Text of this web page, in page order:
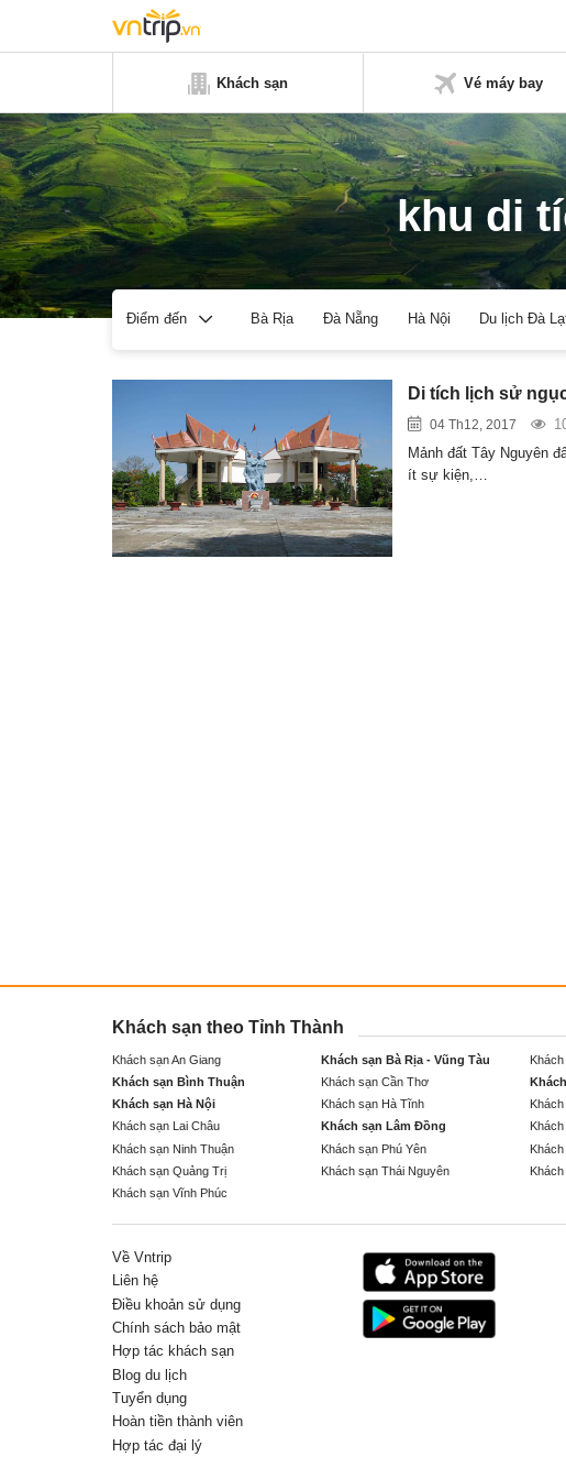
Khách sạn Vé máy bay
khu di
Điểm đến Bà Rịa Đà Nẵng Hà Nội Du lịch Đà
Di tích lịch sử
04 Th12, 2017
Mảnh đất Tây Nguyên
ít sự kiện,…
Khách sạn theo Tỉnh Thành
Khách sạn An Giang Khách sạn Bà Rịa - Vũng Tàu
Khách sạn Bình Thuận
Khách sạn Cần Thơ
Khách sạn Hà Nội
Khách sạn Hà Tĩnh
Khách sạn Lai Châu
Khách sạn Lâm Đồng
Khách sạn Ninh Thuận
Khách sạn Phú Yên
Khách sạn Quảng Trị
Khách sạn Thái Nguyên
Khách sạn Vĩnh Phúc
Về Vntrip
Liên hệ
Điều khoản sử dụng
Chính sách bảo mật
Hợp tác khách sạn
Blog du lịch
Tuyển dụng
Hoàn tiền thành viên
Hợp tác đại lý